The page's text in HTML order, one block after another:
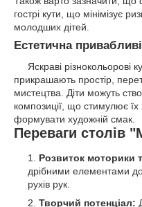
гострі кути, що мінімізує
молодших дітей.
Естетична
Яскраві різнокольорові
прикрашають простір,
мистецтва. Діти можуть
композиції, що стимулює їх
формувати художній смак.
Переваги столів
Розвиток моторики
дрібними елементами
рухів рук.
Творчий потенціал: